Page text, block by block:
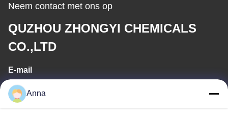
Neem contact met ons op
QUZHOU ZHONGYI CHEMICALS
CO.,LTD
E-mail
wfmbeide@163.com
Anna